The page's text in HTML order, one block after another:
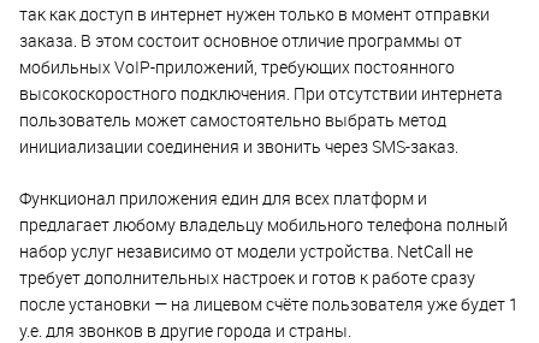
так как доступ в интернет нужен только в момент отправки
заказа. В этом состоит основное отличие программы от
мобильных VoIP-приложений, требующих постоянного
высокоскоростного подключения. При отсутствии интернета
пользователь может самостоятельно выбрать метод
инициализации соединения и звонить через SMS-заказ.
Функционал приложения един для всех платформ и
предлагает любому владельцу мобильного телефона полный
набор услуг независимо от модели устройства. NetCall не
требует дополнительных настроек и готов к работе сразу
после установки — на лицевом счёте пользователя уже будет 1
у.е. для звонков в другие города и страны.